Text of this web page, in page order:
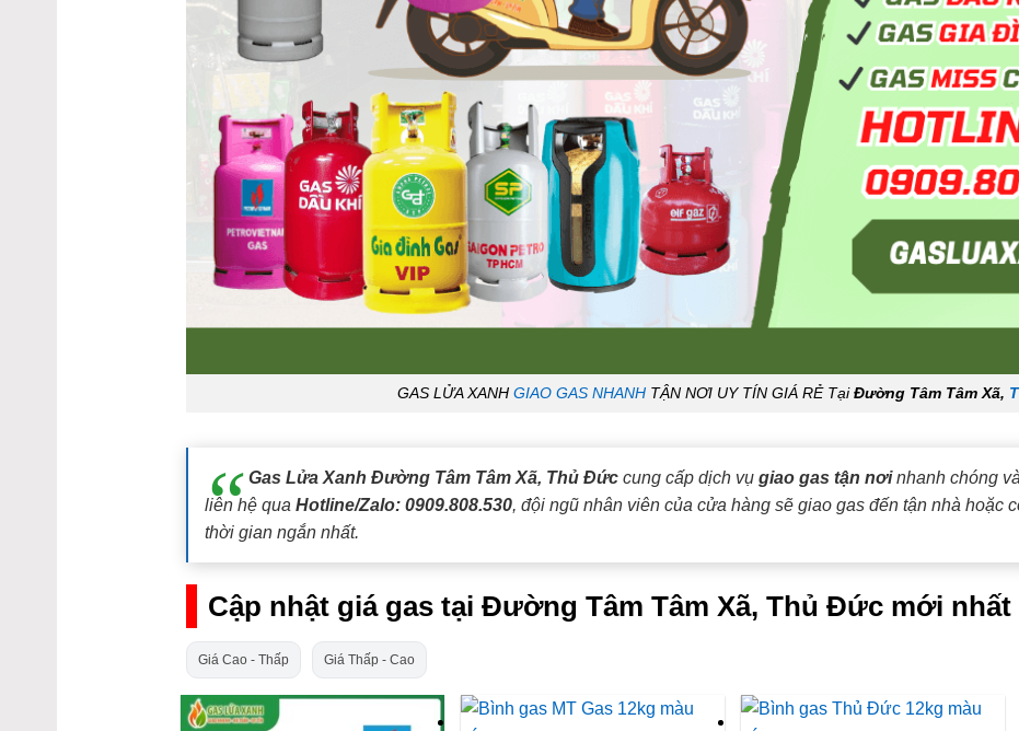
GAS LỬA XANH GIAO GAS NHANHTẬN NƠI UY TÍN GIÁ RẺ TạiĐường Tâm Tâm Xã,
Gas Lửa Xanh Đường Tâm Tâm Xã, Thủ Đức cung cấp dịch vụgiao gas tận nơinhanh chóng
liên hệ quaHotline/Zalo: 0909.808.530, đội ngũ nhân viên của cửa hàng sẽ giao gas đến tận nhà hoặc
thời gian ngắn nhất.
Cập nhật giá gas tại Đường Tâm Tâm Xã, Thủ Đức mới nhất
Giá Cao - Thấp Giá Thấp - Cao